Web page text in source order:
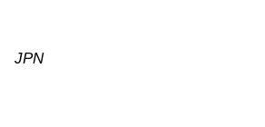
JPN